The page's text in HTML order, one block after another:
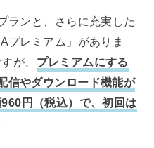
ランと、さらに充実した
プレミアム」がありま
が、 プレミアムにする
信やダウンロード機能が
960円（税込）で、初回は